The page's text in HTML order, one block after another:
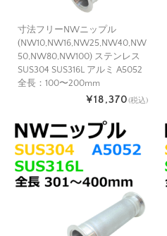
寸法フリーNWニップル
(NW10,NW16,NW25,NW40,NW
50,NW80,NW100) ステンレス
SUS304 SUS316L アルミ A5052
全長：100〜200mm
¥18,370(税込)